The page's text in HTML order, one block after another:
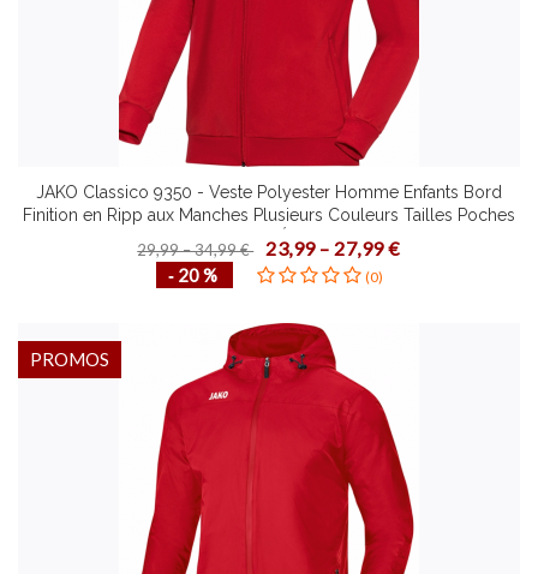
JAKO Classico 9350 - Veste Polyester Homme Enfants Bord
Finition en Ripp aux Manches Plusieurs Couleurs Tailles Poches
Latérales à Fermeture Éclair Zippergarage
29,99 – 34,99 € 23,99 – 27,99 €
‐ 20 % (0)
PROMOS